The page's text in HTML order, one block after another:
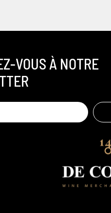
VOUS À NOTRE
Ambroise,
Disponible pour